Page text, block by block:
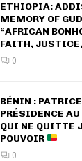
ETHIOPIA:
MEMORY OF
“AFRICAN
FAITH,
0
BÉNIN :
PRÉSIDENCE
QUI NE QUITTE
POUVOIR
0